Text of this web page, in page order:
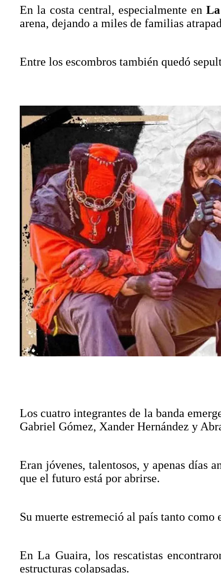
En la costa central, especialmente en
arena, dejando a miles de familias
Entre los escombros también quedó
Los cuatro integrantes de la banda
Gabriel Gómez, Xander Hernández y
Eran jóvenes, talentosos, y apenas días
que el futuro está por abrirse.
Su muerte estremeció al país tanto
En La Guaira, los rescatistas
estructuras colapsadas.